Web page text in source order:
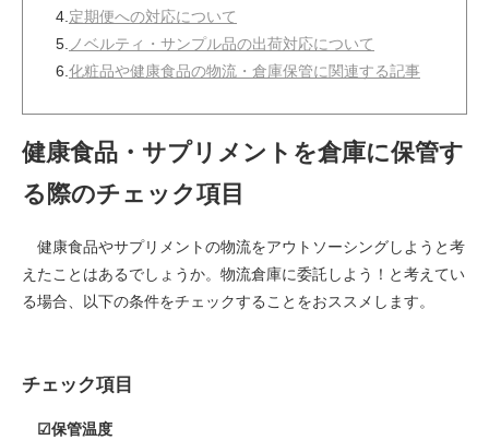
4. 定期便への対応について
5. ノベルティ・サンプル品の出荷対応について
6. 化粧品や健康食品の物流・倉庫保管に関連する記事
健康食品・サプリメントを倉庫に保管す
る際のチェック項目
健康食品やサプリメントの物流をアウトソーシングしようと考
えたことはあるでしょうか。物流倉庫に委託しよう！と考えてい
る場合、以下の条件をチェックすることをおススメします。
チェック項目
☑保管温度